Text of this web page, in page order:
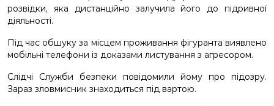
розвідки, яка дистанційно залучила його до підривної
діяльності.
Під час обшуку за місцем проживання фігуранта виявлено
мобільні телефони із доказами листування з агресором.
Слідчі Служби безпеки повідомили йому про підозру.
Зараз зловмисник знаходиться під вартою.